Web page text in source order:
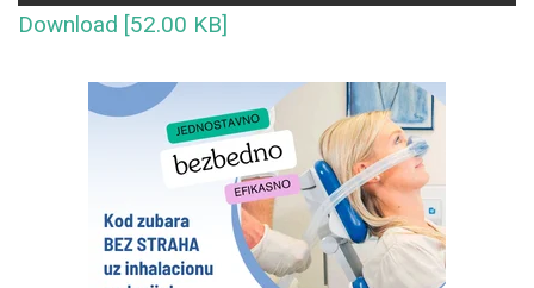
Download [52.00 KB]